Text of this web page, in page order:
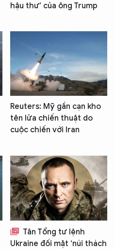
hậu thư’ của ông Trump
Reuters: Mỹ gần cạn kho
tên lửa chiến thuật do
cuộc chiến với Iran
Tân Tổng tư lệnh
Ukraine đối mặt ‘núi thách